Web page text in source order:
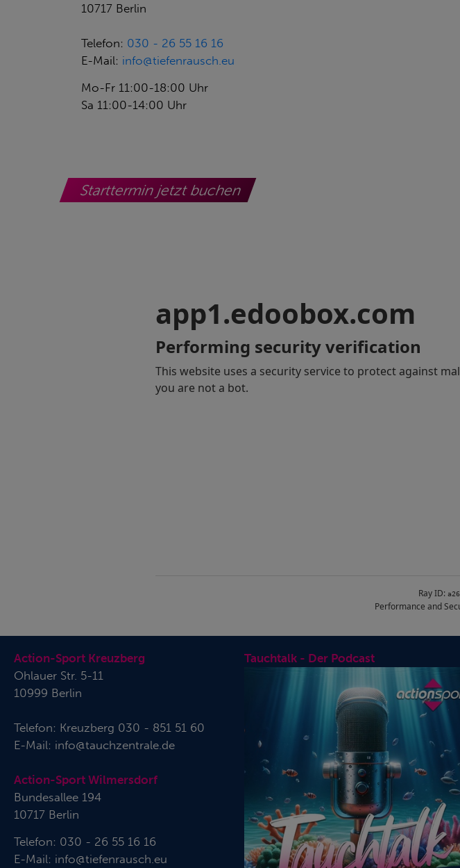
10717 Berlin
Telefon: 030 - 26 55 16 16
E-Mail: info@tiefenrausch.eu
Mo-Fr 11:00-18:00 Uhr
Sa 11:00-14:00 Uhr
Starttermin jetzt buchen
Action-Sport Kreuzberg
Ohlauer Str. 5-11
10999 Berlin
Telefon: Kreuzberg 030 - 851 51 60
E-Mail: info@tauchzentrale.de
Action-Sport Wilmersdorf
Bundesallee 194
10717 Berlin
Telefon: 030 - 26 55 16 16
E-Mail: info@tiefenrausch.eu
Tauchtalk - Der Podcast